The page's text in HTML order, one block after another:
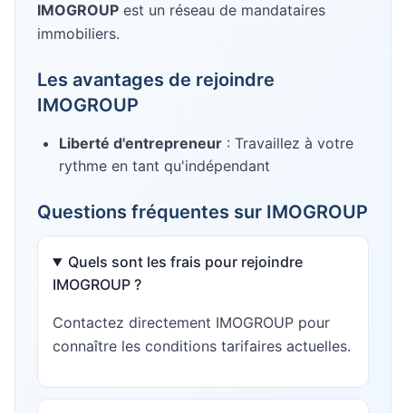
IMOGROUP est un réseau de mandataires
immobiliers.
Les avantages de rejoindre
IMOGROUP
Liberté d'entrepreneur : Travaillez à votre
rythme en tant qu'indépendant
Questions fréquentes sur IMOGROUP
Quels sont les frais pour rejoindre
IMOGROUP ?
Contactez directement IMOGROUP pour
connaître les conditions tarifaires actuelles.